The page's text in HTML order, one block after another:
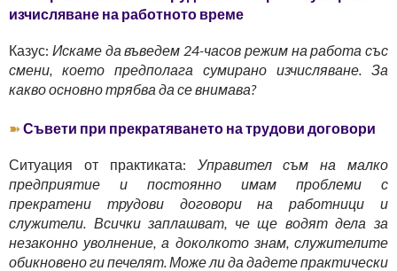
изчисляване на работното време
Казус: Искаме да въведем 24-часов режим на работа със
смени, което предполага сумирано изчисляване. За
какво основно трябва да се внимава?
➽Съвети при прекратяването на трудови договори
Ситуация от практиката:
Управител съм на малко
предприятие и постоянно имам проблеми с
прекратени трудови договори на работници и
служители. Всички заплашват, че ще водят дела за
незаконно уволнение, а доколкото знам, служителите
обикновено ги печелят. Може ли да дадете практически